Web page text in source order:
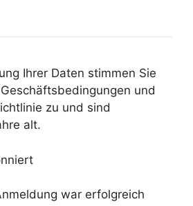
Ihrer Daten stimmen Sie
und
zu und sind
alt.
war erfolgreich